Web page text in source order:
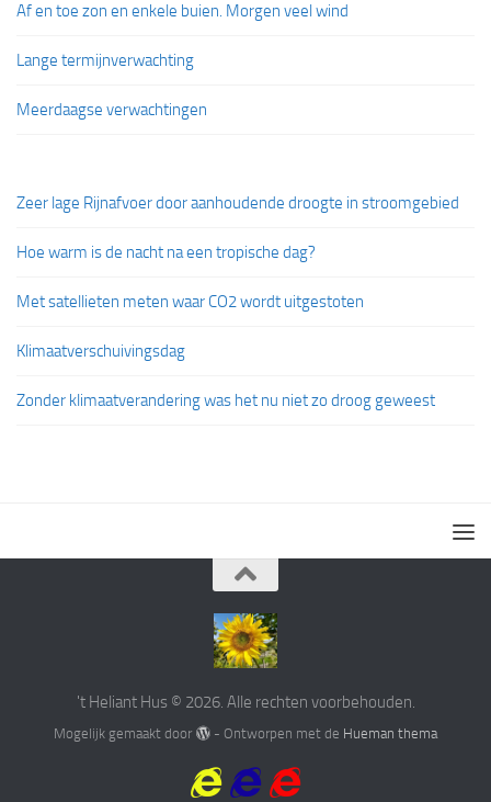
Af en toe zon en enkele buien. Morgen veel wind
Lange termijnverwachting
Meerdaagse verwachtingen
Zeer lage Rijnafvoer door aanhoudende droogte in stroomgebied
Hoe warm is de nacht na een tropische dag?
Met satellieten meten waar CO2 wordt uitgestoten
Klimaatverschuivingsdag
Zonder klimaatverandering was het nu niet zo droog geweest
't Heliant Hus © 2026. Alle rechten voorbehouden.
Mogelijk gemaakt door - Ontworpen met de Hueman thema